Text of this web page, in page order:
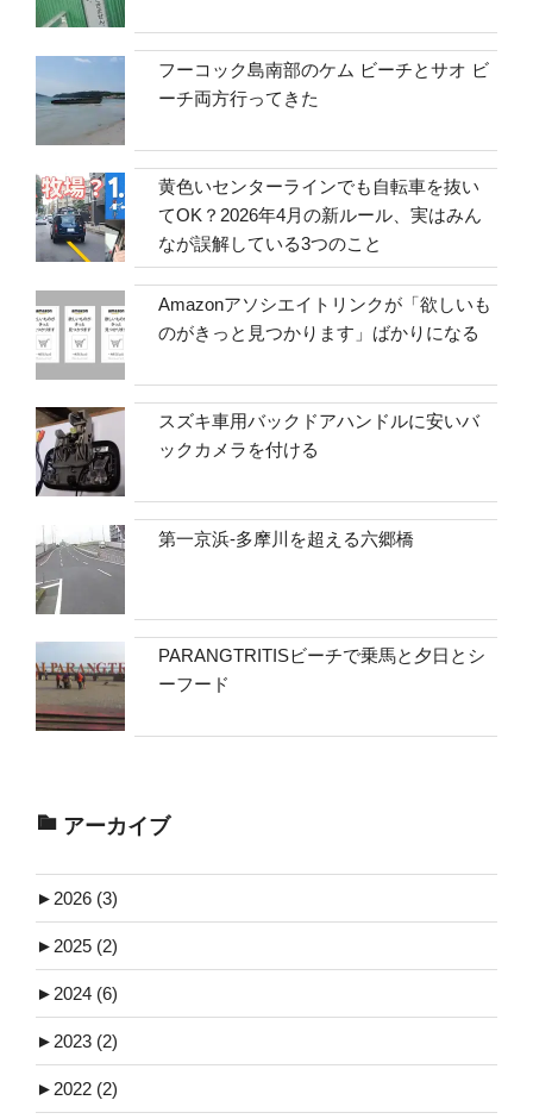
フーコック島南部のケム ビーチとサオ ビ
ーチ両方行ってきた
黄色いセンターラインでも自転車を抜い
てOK？2026年4月の新ルール、実はみん
なが誤解している3つのこと
Amazonアソシエイトリンクが「欲しいも
のがきっと見つかります」ばかりになる
スズキ車用バックドアハンドルに安いバ
ックカメラを付ける
第一京浜-多摩川を超える六郷橋
PARANGTRITISビーチで乗馬と夕日とシ
ーフード
アーカイブ
► 2026 (3)
► 2025 (2)
► 2024 (6)
► 2023 (2)
► 2022 (2)